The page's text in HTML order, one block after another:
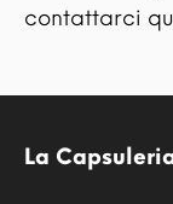
contattarci
La